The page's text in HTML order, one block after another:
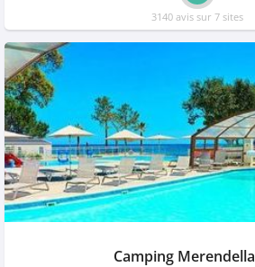
3140 avis sur 7 sites
Camping Merendella